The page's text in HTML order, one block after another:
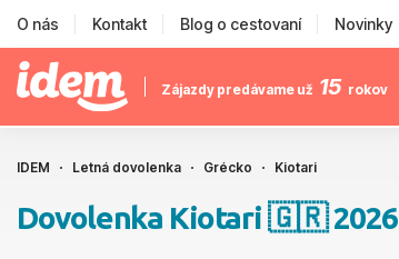
O nás Kontakt Blog o cestovaní Novinky
Zájazdy predávame už 15 rokov
IDEM Letná dovolenka Grécko Kiotari
Dovolenka Kiotari 🇬🇷 2026